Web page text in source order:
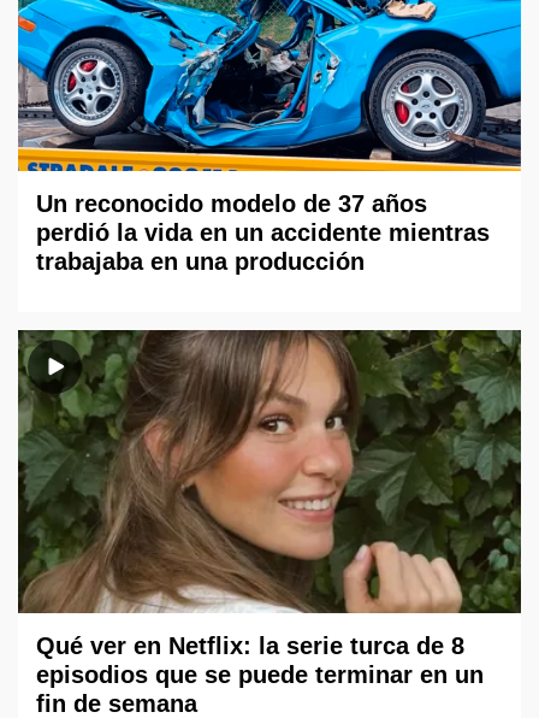
Un reconocido modelo de 37 años
perdió la vida en un accidente mientras
trabajaba en una producción
Qué ver en Netflix: la serie turca de 8
episodios que se puede terminar en un
fin de semana